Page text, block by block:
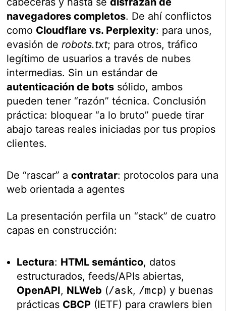
navegadores completos. De ahí conflictos
como Cloudflare vs. Perplexity: para unos,
evasión derobots.txt; para otros, tráfico
legítimo de usuarios a través de nubes
intermedias. Sin un estándar de
autenticación de bots sólido, ambos
pueden tener “razón” técnica. Conclusión
práctica: bloquear “a lo bruto” puede tirar
abajo tareas reales iniciadas por tus propios
clientes.
De “rascar” acontratar: protocolos para una
web orientada a agentes
La presentación perfila un “stack” de cuatro
capas en construcción:
Lectura: HTML semántico, datos
estructurados, feeds/APIs abiertas,
OpenAPI, NLWeb (/ask, /mcp) y buenas
prácticas CBCP (IETF) para crawlers bien